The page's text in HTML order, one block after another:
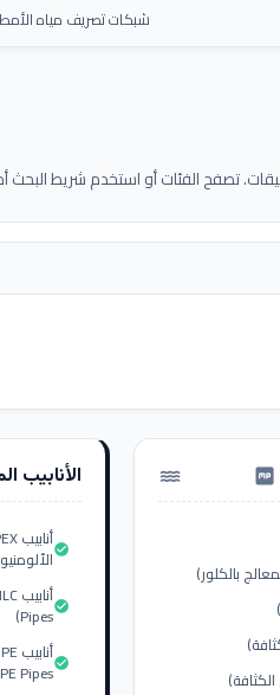
شبكات تصريف مياه
تصفح الفئات أو استخدم شريط البحث
water_pump الأنابيب
check_circle
Pipes)check_circle
Pipes)check_circle